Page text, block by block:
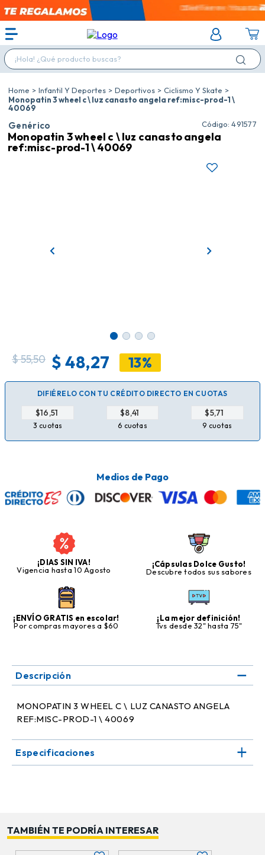
¡Hola! ¿Qué producto buscas?
Infantil Y Deportes Deportivos
Ciclismo Y Skate
Monopatin 3 wheel c \ luz canasto angela ref:misc-prod-1 \
40069
Genérico : 491577
Monopatin 3 wheel c \ luz canasto angela
ref:misc-prod-1 \ 40069
$55,50 $48,27 13%
DIFIÉRELO CON TU CRÉDITO DIRECTO EN CUOTAS
$
3 cuotas
$
6 cuotas
$
9 cuotas
Medios de Pago
¡DIAS SIN IVA!
Vigencia hasta 10 Agosto
¡Cápsulas Dolce Gusto!
Descubre todos sus sabores
¡ENVÍO GRATIS en escolar!
Por compras mayores a $60
¡La mejor definición!
Tvs desde 32" hasta 75"
Descripción
MONOPATIN 3 WHEEL C \ LUZ CANASTO ANGELA
REF:MISC-PROD-1 \ 40069
Especificaciones
TAMBIÉN TE PODRÍA INTERESAR